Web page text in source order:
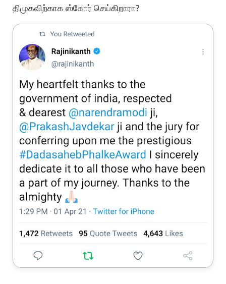
திமுகவிற்காக ஸ்கோர் செய்கிறாரா?